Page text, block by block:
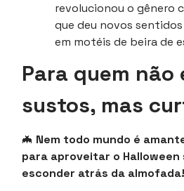
revolucionou o gênero
que deu novos
em motéis de beira de
Para quem não
sustos, mas
🦇 Nem todo mundo é
para aproveitar o Halloween
esconder atrás da almofada!